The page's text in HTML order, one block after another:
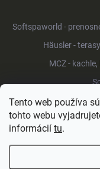
Tento web používa
tohto webu
informácií tu.
Softspaworld -
Häusler -
MCZ - kachle,